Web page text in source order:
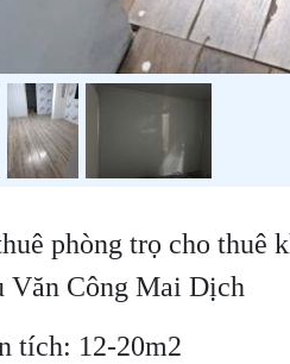
phòng trọ cho thuê
Văn Công Mai Dịch
tích: 12-20m2